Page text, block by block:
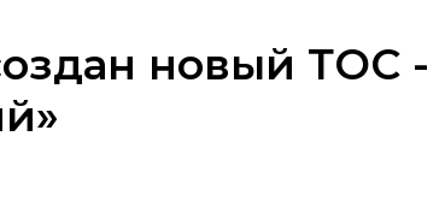
новый ТОС -